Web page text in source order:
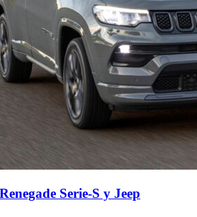
Serie-S y Jeep